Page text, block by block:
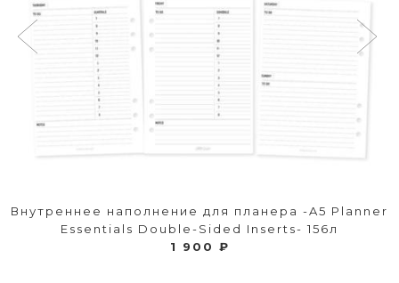
Внутреннее наполнение для планера -A5 Planner
Essentials Double-Sided Inserts- 156л
1 900 ₽